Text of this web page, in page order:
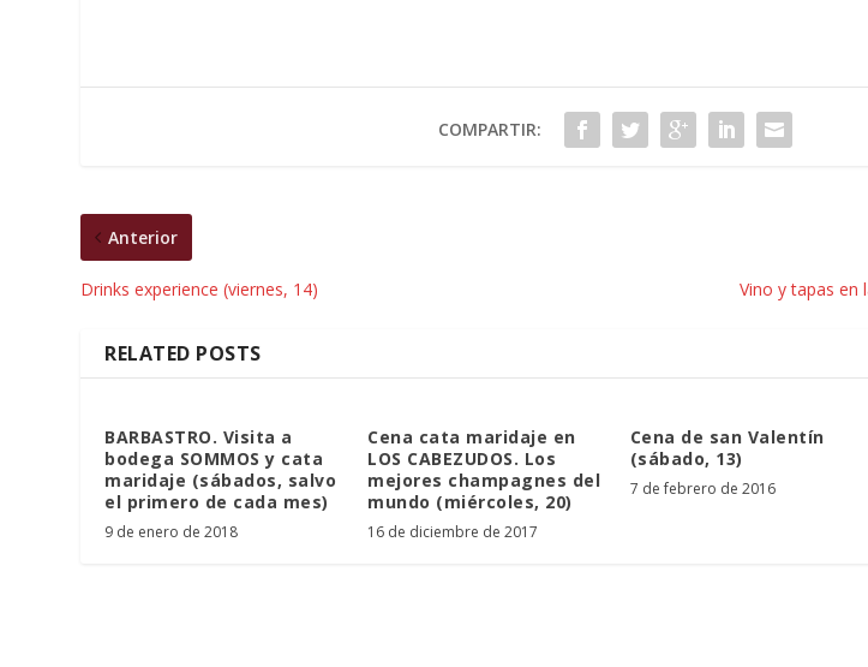
COMPARTIR:
Anterior
Drinks experience (viernes, 14) Vino y tapas en
RELATED POSTS
BARBASTRO. Visita a
bodega SOMMOS y cata
maridaje (sábados, salvo
el primero de cada mes)
9 de enero de 2018
Cena cata maridaje en
LOS CABEZUDOS. Los
mejores champagnes del
mundo (miércoles, 20)
16 de diciembre de 2017
Cena de san Valentín
(sábado, 13)
7 de febrero de 2016